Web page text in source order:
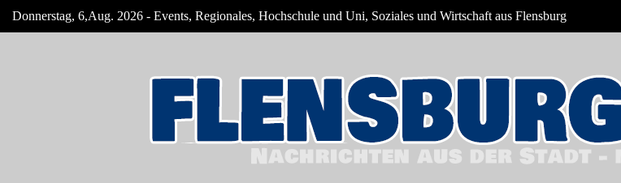
Skip
Donnerstag, 6,Aug. 2026 - Events, Regionales, Hochschule und Uni, Soziales und Wirtschaft aus Flensburg